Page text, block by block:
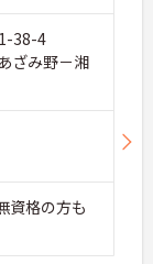
38-4
ざみ野－湘
格の方も